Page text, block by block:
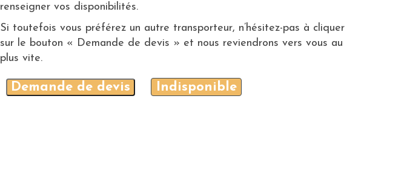
renseigner vos disponibilités.
Si toutefois vous préférez un autre transporteur, n’hésitez-pas à cliquer
sur le bouton « Demande de devis » et nous reviendrons vers vous au
plus vite.
Demande de devis Indisponible